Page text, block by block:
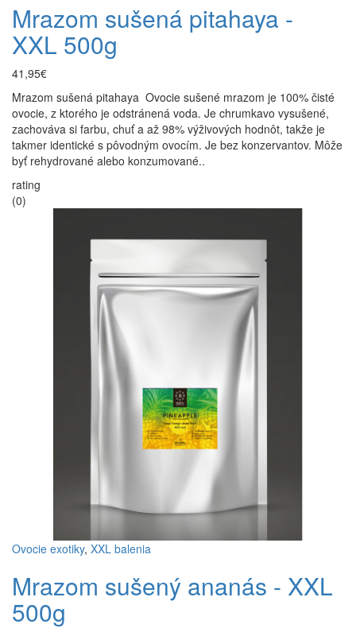
Mrazom sušená pitahaya -
XXL 500g
41,95€
Mrazom sušená pitahaya Ovocie sušené mrazom je 100% čisté
ovocie, z ktorého je odstránená voda. Je chrumkavo vysušené,
zachováva si farbu, chuť a až 98% výživových hodnôt, takže je
takmer identické s pôvodným ovocím. Je bez konzervantov. Môže
byť rehydrované alebo konzumované..
rating
(0)
Ovocie exotiky, XXL balenia
Mrazom sušený ananás - XXL
500g